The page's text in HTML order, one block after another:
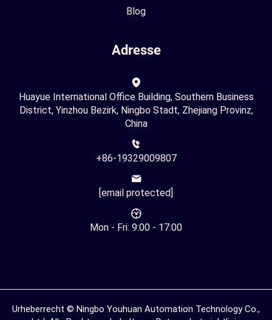
Blog
Adresse
Huayue International Office Building, Southern Business
District, Yinzhou Bezirk, Ningbo Stadt, Zhejiang Provinz,
China
+86-19329009807
[email protected]
Mon - Fri: 9:00 - 17:00
Urheberrecht © Ningbo Youhuan Automation Technology Co.,